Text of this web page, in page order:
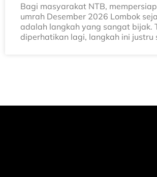
Bagi masyarakat NTB,
umrah Desember 2026 Lombok
adalah langkah yang sangat bijak.
diperhatikan lagi, langkah ini justru